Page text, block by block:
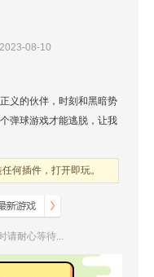
08-10
义的伙伴，时刻和黑暗势
弹球游戏才能逃脱，让我
何插件，打开即玩。
请耐心等待...